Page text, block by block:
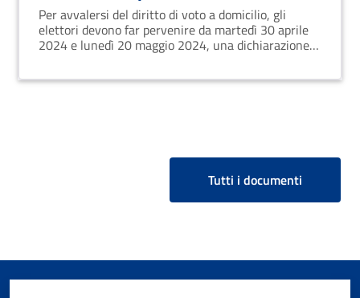
del 08 e 09 giugno 2024
Per avvalersi del diritto di voto a domicilio, gli
elettori devono far pervenire da martedì 30 aprile
2024 e lunedì 20 maggio 2024, una dichiarazione
esprimere il voto presso l'abitazione
Tutti i documenti